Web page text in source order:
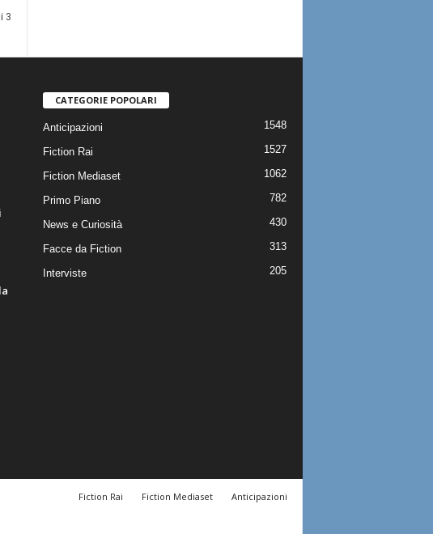
3
CATEGORIE POPOLARI
Anticipazioni 1548
Fiction Rai 1527
Fiction Mediaset 1062
Primo Piano 782
News e Curiosità 430
Facce da Fiction 313
Interviste 205
Fiction Rai Fiction Mediaset Anticipazioni